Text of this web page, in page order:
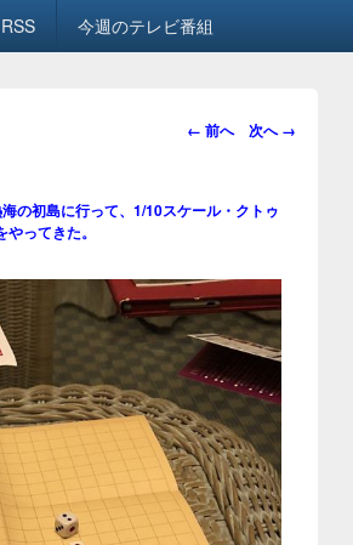
今週のテレビ番組
画
ビ
シ
ョ
ン
← 前へ 次へ →
の初島に行って、1/10スケール・クトゥ
ってきた。